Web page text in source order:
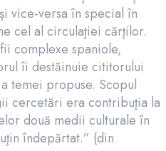
vice-versa în special în
cel al circulaţiei cărţilor.
complexe spaniole,
îi destăinuie cititorului
temei propuse. Scopul
cercetări era contribuţia la
două medii culturale în
îndepărtat.” (din